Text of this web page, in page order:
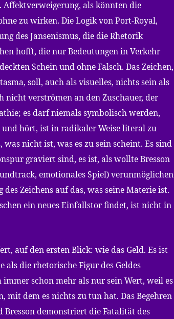
als könnten die
zu wirken. Die Logik von Port-Royal,
des Jansenismus, die die Rhetorik
hofft, die nur Bedeutungen in Verkehr
Schein und ohne Falsch. Das Zeichen,
soll, auch als visuelles, nichts sein als
nicht verströmen an den Zuschauer, der
es darf niemals symbolisch werden,
und hört, ist in radikaler Weise literal zu
was nicht ist, was es zu sein scheint. Es sind
graviert sind, es ist, als wollte Bresson
emotionales Spiel) verunmöglichen
Zeichens auf das, was seine Materie ist.
ein neues Einfallstor findet, ist nicht in
auf den ersten Blick: wie das Geld. Es ist
als die rhetorische Figur des Geldes
schon mehr als nur sein Wert, weil es
mit dem es nichts zu tun hat. Das Begehren
demonstriert die Fatalität des